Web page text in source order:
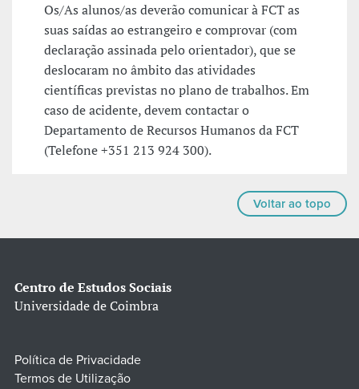
Os/As alunos/as deverão comunicar à FCT as
suas saídas ao estrangeiro e comprovar (com
declaração assinada pelo orientador), que se
deslocaram no âmbito das atividades
científicas previstas no plano de trabalhos. Em
caso de acidente, devem contactar o
Departamento de Recursos Humanos da FCT
(Telefone +351 213 924 300).
Voltar ao topo
Centro de Estudos Sociais
Universidade de Coimbra
Política de Privacidade
Termos de Utilização